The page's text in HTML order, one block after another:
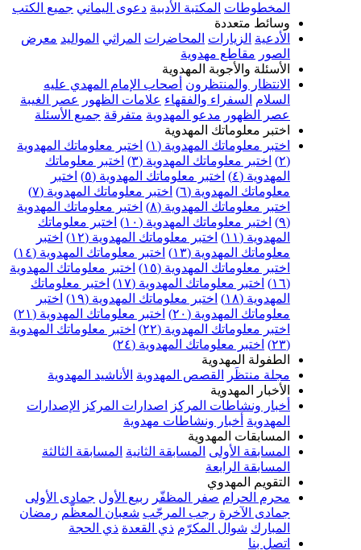
المكتبة الأدبية دعوى اليماني جميع الكتب
متعددة
الزيارات المحاضرات المراثي المواليد معرض
مقاطع مهدوية
والأجوبة المهدوية
والمنتظرون أصحاب الإمام المهدي عليه
السفراء والفقهاء علامات الظهور عصر الغيبة
مدعو المهدوية متفرقة جميع الأسئلة
معلوماتك المهدوية
معلوماتك المهدوية (١)
اختبر معلوماتك المهدوية
اختبر معلوماتك المهدوية (٣)
اختبر معلوماتك
اختبر معلوماتك المهدوية (٥)
اختبر
المهدوية (٦)
اختبر معلوماتك المهدوية (٧)
معلوماتك المهدوية (٨)
اختبر معلوماتك المهدوية
اختبر معلوماتك المهدوية (١٠)
اختبر معلوماتك
اختبر معلوماتك المهدوية (١٢)
اختبر
المهدوية (١٣)
اختبر معلوماتك المهدوية (١٤)
معلوماتك المهدوية (١٥)
اختبر معلوماتك المهدوية
اختبر معلوماتك المهدوية (١٧)
اختبر معلوماتك
اختبر معلوماتك المهدوية (١٩)
اختبر
المهدوية (٢٠)
اختبر معلوماتك المهدوية (٢١)
معلوماتك المهدوية (٢٢)
اختبر معلوماتك المهدوية
اختبر معلوماتك المهدوية (٢٤)
المهدوية
منتظَر
القصص المهدوية الأناشيد المهدوية
المهدوية
ونشاطات المركز اصدارات المركز الإصدارات
أخبار ونشاطات مهدوية
المهدوية
الأولى المسابقة الثانية المسابقة الثالثة
الرابعة
المهدوي
الحرام
صفر المظفّر ربيع الأول جمادى الأولى
رجب المرجّب شعبان المعظّم رمضان
شوال المكرّم ذي القعدة ذي الحجة